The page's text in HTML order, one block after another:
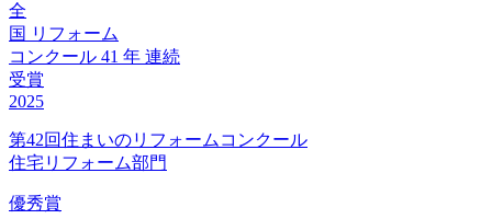
全
国 リフォーム
コンクール 41 年 連続
受賞
2025
第42回住まいのリフォームコンクール
住宅リフォーム部門
優秀賞